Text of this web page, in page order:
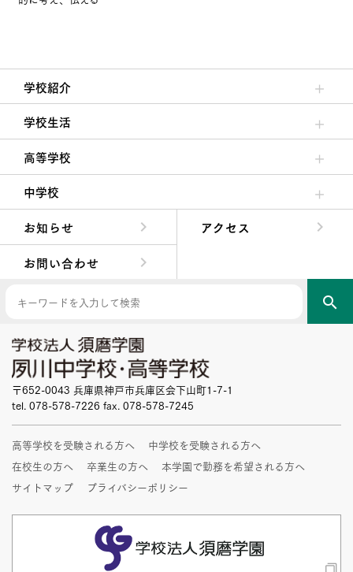
学校紹介
理事長/学園長メッセージ
安心して任せられる学校
沿革
施設・設備
大学合格実績
学校生活
クラブ活動・生徒会活動
夙川ブログ
制服紹介
夙川カレンダー
高等学校
高校校長からの挨拶
高校の教育方針／特色
特進コース／進学コース
年間行事
先輩たちの声・生徒たちの声
中学校
中学校長からの挨拶
中学校の教育方針／特色
Aコース／Bコース
年間行事
先輩たちの声・生徒たちの声
お知らせ
アクセス
お問い合わせ
search
〒652-0043 兵庫県神戸市兵庫区会下山町1-7-1
tel. 078-578-7226 fax. 078-578-7245
高等学校を受験される方へ
中学校を受験される方へ
在校生の方へ
卒業生の方へ
本学園で勤務を希望される方へ
サイトマップ
プライバシーポリシー